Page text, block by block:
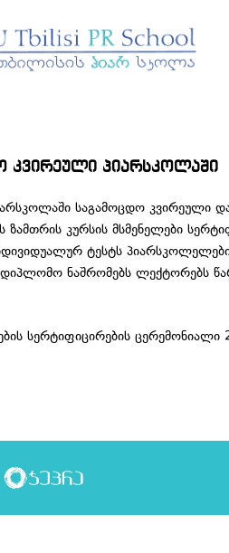
კვირეული პიარსკოლაში
საგამოცდო კვირეული
ზამთრის კურსის მსმენელები
ტესტს
ნაშრომებს ლექტორებს
სერტიფიცირების ცერემონიალი